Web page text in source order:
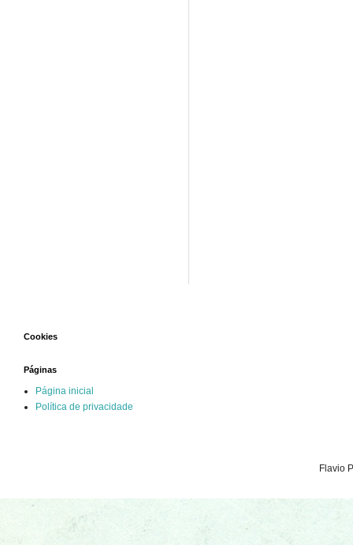
Cookies
Páginas
Página inicial
Política de privacidade
Flavio